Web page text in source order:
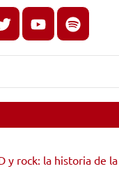
youtubespotify
y rock: la historia de